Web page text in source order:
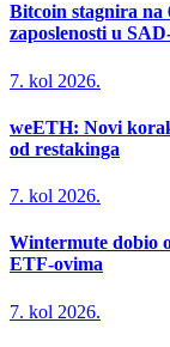
Bitcoin stagnira na
zaposlenosti u
7. kol 2026.
weETH: Novi
od restakinga
7. kol 2026.
Wintermute dobio
ETF-ovima
7. kol 2026.